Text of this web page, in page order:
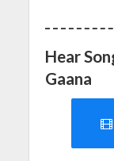
Hear
Gaana